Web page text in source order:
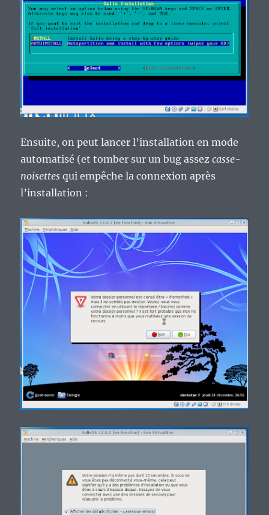
Ensuite, on peut lancer l’installation en mode
automatisé (et tomber sur un bug assezcasse-
noisettes qui empêche la connexion après
l’installation :